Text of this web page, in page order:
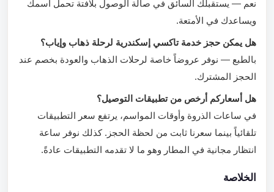
نعم — يستقبلك السائق في صالة الوصول بلافتة تحمل اسمك
ويساعدك في الأمتعة.
هل يمكن حجز خدمة تاكسي إسكندرية لرحلة ذهاب وإياب؟
بالطبع — نوفر عروضاً خاصة لرحلات الذهاب والعودة بخصم عند
الحجز المشترك.
هل أسعاركم أرخص من تطبيقات التوصيل؟
في ساعات الذروة وأوقات المواسم، يرتفع سعر التطبيقات
تلقائياً بينما سعرنا ثابت من لحظة الحجز. كذلك نوفر ساعة
انتظار مجانية في المطار وهو ما لا تقدمه التطبيقات عادةً.
الخلاصة